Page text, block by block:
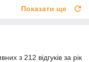
Показати ще
з 212 відгуків за рік